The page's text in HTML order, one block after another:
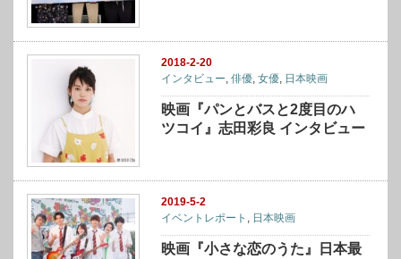
2018-2-20
インタビュー,俳優,女優, 日本映画
映画『パンとバスと2度目のハ
ツコイ』志田彩良 インタビュー
2019-5-2
イベントレポート , 日本映画
映画『小さな恋のうた』日本最